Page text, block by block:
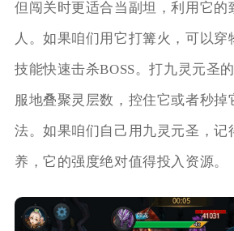
但闯关时更适合当副坦，利用它的
人。如果咱们用它打篝火，可以穿
技能快速击杀BOSS。打九灵元圣
服地叠聚灵层数，控住它或者秒掉
法。如果咱们自己用九灵元圣，记
养，它的强度绝对值得投入资源。